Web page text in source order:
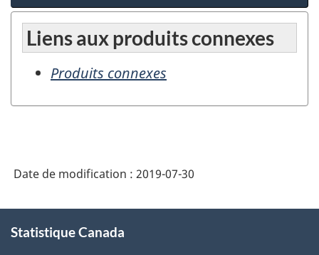
Liens aux produits connexes
Produits connexes
Date de modification : 2019-07-30
propos
Statistique Canada